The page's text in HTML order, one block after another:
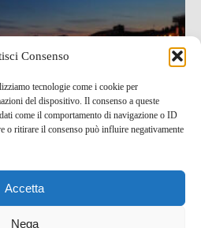
Consenso
tecnologie come i cookie per
del dispositivo. Il consenso a queste
come il comportamento di navigazione o ID
o ritirare il consenso può influire negativamente
Accetta
Nega
a Pisa, evento imperdibile